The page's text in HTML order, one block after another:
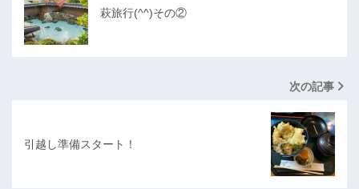
萩旅行(^^)その②
次の記事
引越し準備スタート！